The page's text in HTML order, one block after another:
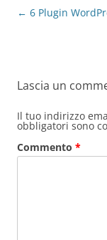
Navigazione
articolo
← 6 Plugin
Lascia un
Il tuo indirizzo
obbligatori sono
Commento *